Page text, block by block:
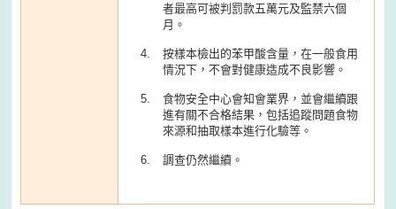
者最高可被判罰款五萬元及監禁六個
月。
按樣本檢出的苯甲酸含量，在一般食用
情況下，不會對健康造成不良影響。
食物安全中心會知會業界，並會繼續跟
進有關不合格結果，包括追蹤問題食物
來源和抽取樣本進行化驗等。
調查仍然繼續。